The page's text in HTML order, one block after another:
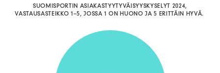
SUOMISPORTIN ASIAKASTYYTYVÄISYYSKYSELYT 2024,
VASTAUSASTEIKKO 1–5, JOSSA 1 ON HUONO JA 5 ERITTÄIN HYVÄ.